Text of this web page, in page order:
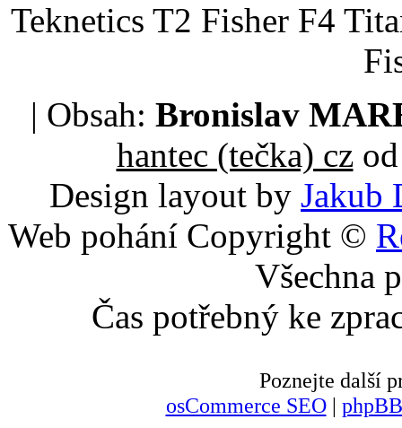
Teknetics T2 Fisher F4
| Obsah: Bronislav
hantec (tečka) czod
Design layout by Jakub
Web pohání Copyright ©
Všechna
Čas potřebný ke
Poznejte další
osCommerce SEO|